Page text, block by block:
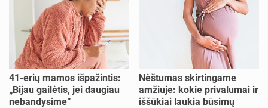
41-erių mamos išpažintis:
„Bijau gailėtis, jei daugiau
nebandysime“
Nėštumas skirtingame
amžiuje: kokie privalumai ir
iššūkiai laukia būsimų